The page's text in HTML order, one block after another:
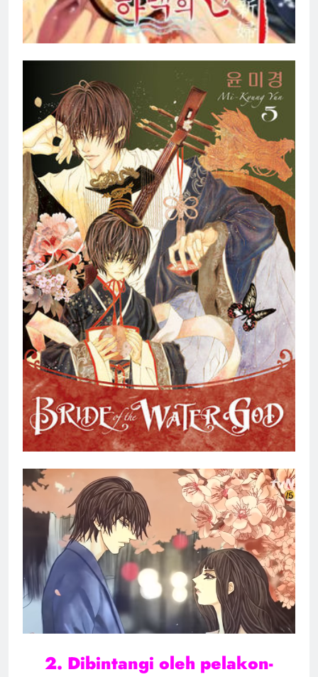
2. Dibintangi oleh pelakon-